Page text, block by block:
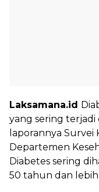
Laksamana.id
yang sering terjadi
laporannya Survei
Departemen
Diabetes sering
50 tahun dan